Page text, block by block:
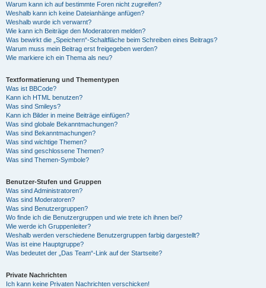
Warum kann ich auf bestimmte Foren nicht zugreifen?
Weshalb kann ich keine Dateianhänge anfügen?
Weshalb wurde ich verwarnt?
Wie kann ich Beiträge den Moderatoren melden?
Was bewirkt die „Speichern“-Schaltfläche beim Schreiben eines Beitrags?
Warum muss mein Beitrag erst freigegeben werden?
Wie markiere ich ein Thema als neu?
Textformatierung und Thementypen
Was ist BBCode?
Kann ich HTML benutzen?
Was sind Smileys?
Kann ich Bilder in meine Beiträge einfügen?
Was sind globale Bekanntmachungen?
Was sind Bekanntmachungen?
Was sind wichtige Themen?
Was sind geschlossene Themen?
Was sind Themen-Symbole?
Benutzer-Stufen und Gruppen
Was sind Administratoren?
Was sind Moderatoren?
Was sind Benutzergruppen?
Wo finde ich die Benutzergruppen und wie trete ich ihnen bei?
Wie werde ich Gruppenleiter?
Weshalb werden verschiedene Benutzergruppen farbig dargestellt?
Was ist eine Hauptgruppe?
Was bedeutet der „Das Team“-Link auf der Startseite?
Private Nachrichten
Ich kann keine Privaten Nachrichten verschicken!